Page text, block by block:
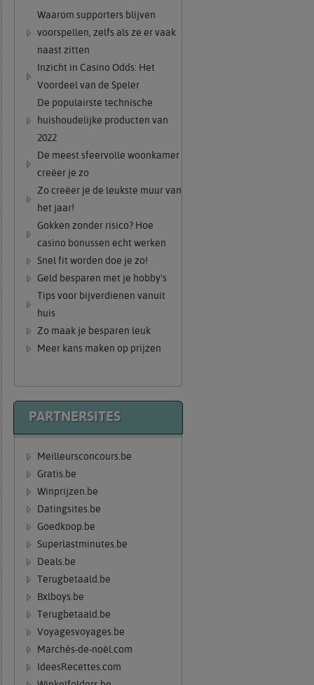
Waarom supporters blijven
voorspellen, zelfs als ze er vaak
naast zitten
Inzicht in Casino Odds: Het
Voordeel van de Speler
De populairste technische
huishoudelijke producten van
2022
De meest sfeervolle woonkamer
creëer je zo
Zo creëer je de leukste muur van
het jaar!
Gokken zonder risico? Hoe
casino bonussen echt werken
Snel fit worden doe je zo!
Geld besparen met je hobby's
Tips voor bijverdienen vanuit
huis
Zo maak je besparen leuk
Meer kans maken op prijzen
PARTNERSITES
Meilleursconcours.be
Gratis.be
Winprijzen.be
Datingsites.be
Goedkoop.be
Superlastminutes.be
Deals.be
Terugbetaald.be
Bxlboys.be
Terugbetaald.be
Voyagesvoyages.be
Marchés-de-noël.com
IdeesRecettes.com